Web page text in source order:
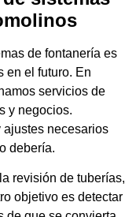
de fontanería es
en el futuro. En
servicios de
y negocios.
necesarios
debería.
revisión de tuberías,
objetivo es detectar